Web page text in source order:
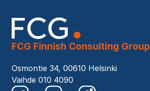
FCG Finnish Consulting Group
Osmontie 34, 00610 Helsinki
Vaihde 010 4090